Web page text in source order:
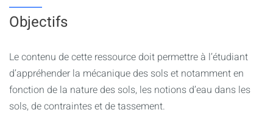
Objectifs
Le contenu de cette ressource doit permettre à l’étudiant
d’appréhender la mécanique des sols et notamment en
fonction de la nature des sols, les notions d’eau dans les
sols, de contraintes et de tassement.